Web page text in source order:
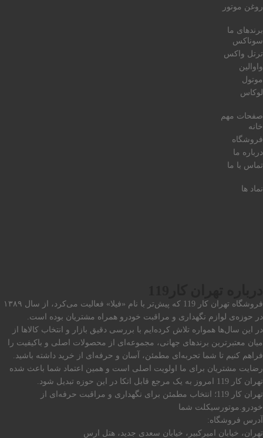
روغن موتور
برندهای ما
سوناکس
ترتل واکس
واوالین
موتول
لوکاس
صفحات مهم
خانه
فروشگاه
درباره ما
تماس با ما
نماد ها
فروشگاه تهران کار 119 که پیش‌تر با نام «فیلا» فعالیت می‌کرد، از سال ۱۳۸۹
در حوزه‌ی لوازم نگهداری و مراقبت خودرو همراه مشتریان بوده است.
در این سال‌ها همواره تلاش کرده‌ایم با بررسی دقیق بازار و انتخاب کالاها از
میان معتبرترین برندهای جهانی، مجموعه‌ای از محصولات اصلی و باکیفیت را
فراهم کنیم تا شما تجربه‌ای مطمئن، آسان و حرفه‌ای از خرید داشته باشید.
رضایت مشتریان برای ما اولویت اصلی است و همین اعتماد شما باعث شده
تهران کار 119 امروز به یک مرجع قابل اتکا در این حوزه تبدیل شود.
تهران کار 119؛ انتخاب مطمئن برای نگهداری و مراقبت حرفه‌ای از
خودرو.موتورسیکلت شما
آدرس فروشگاه:
تهران، خیابان امیرکبیر، خیابان سعدی جدید، هتل ارس